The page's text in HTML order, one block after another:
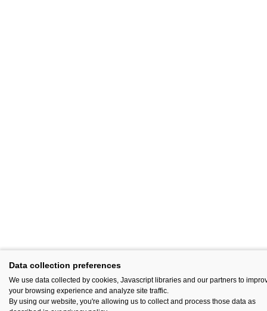
Data collection preferences
We use data collected by cookies, Javascript libraries and our partners to
your browsing experience and analyze site traffic.
By using our website, you're allowing us to collect and process those data as